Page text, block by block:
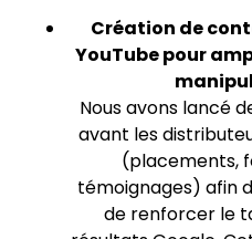
Création de
YouTube pour
Nous avons lancé
avant les
(placements,
témoignages) afin
de renforcer le